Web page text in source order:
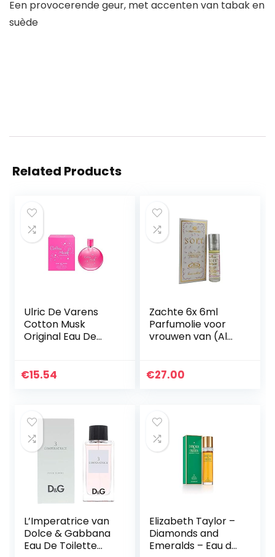
Een provocerende geur, met accenten van tabak en
suède
Related Products
Ulric De Varens
Cotton Musk
Original Eau De
€15.54
Zachte 6x 6ml
Parfumolie voor
vrouwen van (Al
€27.00
L’Imperatrice van
Dolce & Gabbana
Eau De Toilette
Elizabeth Taylor –
Diamonds and
Emeralds – Eau de